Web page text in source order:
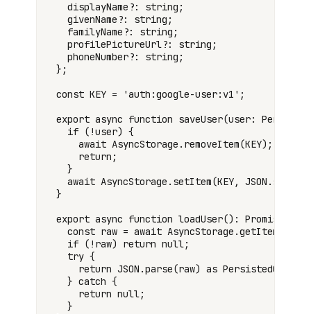
  displayName?: string;
  givenName?: string;
  familyName?: string;
  profilePictureUrl?: string;
  phoneNumber?: string;
};
const KEY = 'auth:google-user:v1';
export async function saveUser(user:
  if (!user) {
    await AsyncStorage.removeItem(KEY);
    return;
  }
await AsyncStorage.setItem(KEY,
}
export async function loadUser():
  const raw = await AsyncStorage.getItem(KEY);
  if (!raw) return null;
  try {
return JSON.parse(raw) as
  } catch {
    return null;
  }